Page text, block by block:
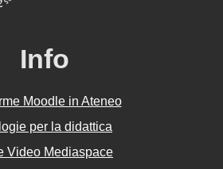
Info
Moodle in Ateneo
per la didattica
Video Mediaspace